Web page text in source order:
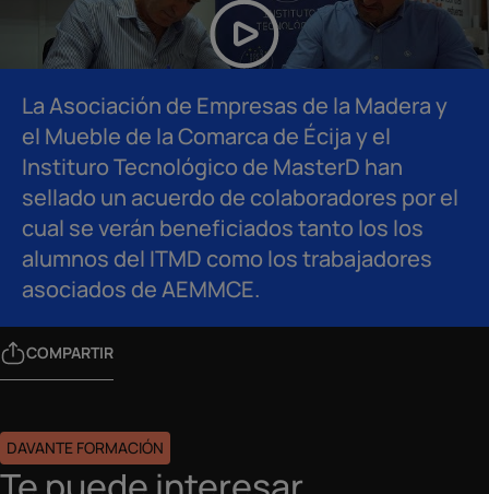
La Asociación de Empresas de la Madera y
el Mueble de la Comarca de Écija y el
Instituro Tecnológico de MasterD han
sellado un acuerdo de colaboradores por el
cual se verán beneficiados tanto los los
alumnos del ITMD como los trabajadores
asociados de AEMMCE.
COMPARTIR
DAVANTE FORMACIÓN